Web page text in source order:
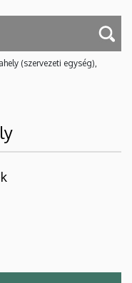
(szervezeti egység),